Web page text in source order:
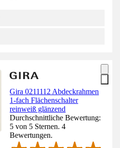
Gira 0211112 Abdeckrahmen
1-fach Flächenschalter
reinweiß glänzend
Durchschnittliche Bewertung:
5 von 5 Sternen. 4
Bewertungen.